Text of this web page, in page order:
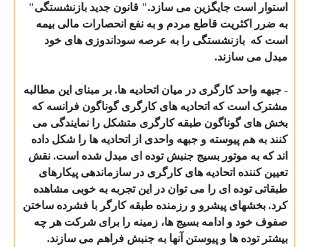
استوار است جایگزین می سازد." قانون جدید بازنشستگی"
به ضرر اکثریت قاطع مردم و به نفع انحصارات مالی بیمه
است که بازنشستگی را به عرصه سوداندوزی های خود
مبدل می سازند.
- جبهه واحد کارگری در میان اتحادیه ها. بر مبنای این مطالبه
مشترک است که اتحادیه های کارگری گوناگون فرانسه که
بخش های گوناگون طبقه کارگری متشکل را نمایندگی می
کنند به هم پیوسته و جبهه واحدی از اتحادیه ها را شکل داده
اند که به موتور بسیج جنبش توده ای مبدل شده است. نقش
تعیین کننده اتحادیه های کارگری در سازماندهی پیکارهای
طبقاتی توده ای را می توان در این تجربه به خوبی مشاهده
کرد. بخشهای پیشرو و رزمنده طبقه کارگر با فشرده ساختن
صفوف خود و ادامه بسیج ها، زمینه را برای شرکت هر چه
بیشتر توده ها و پیوستن آنها به جنبش فراهم می سازند.